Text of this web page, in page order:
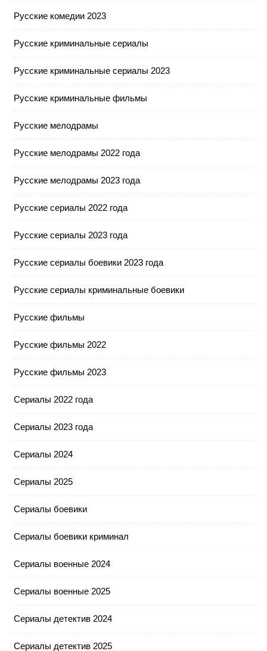
Русские комедии 2023
Русские криминальные сериалы
Русские криминальные сериалы 2023
Русские криминальные фильмы
Русские мелодрамы
Русские мелодрамы 2022 года
Русские мелодрамы 2023 года
Русские сериалы 2022 года
Русские сериалы 2023 года
Русские сериалы боевики 2023 года
Русские сериалы криминальные боевики
Русские фильмы
Русские фильмы 2022
Русские фильмы 2023
Сериалы 2022 года
Сериалы 2023 года
Сериалы 2024
Сериалы 2025
Сериалы боевики
Сериалы боевики криминал
Сериалы военные 2024
Сериалы военные 2025
Сериалы детектив 2024
Сериалы детектив 2025